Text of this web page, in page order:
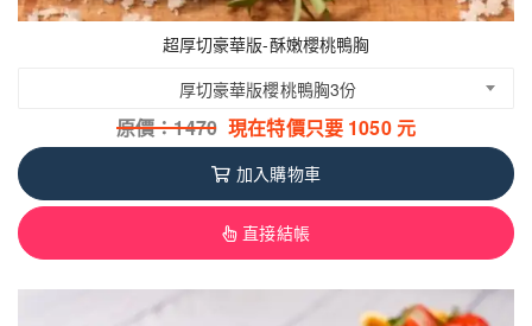
超厚切豪華版-酥嫩櫻桃鴨胸
厚切豪華版櫻桃鴨胸3份
原價：1470 現在特價只要 1050元
加入購物車
直接結帳